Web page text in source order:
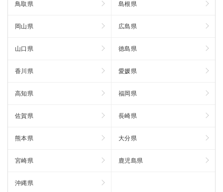
鳥取県 島根県
岡山県 広島県
山口県 徳島県
香川県 愛媛県
高知県 福岡県
佐賀県 長崎県
熊本県 大分県
宮崎県 鹿児島県
沖縄県